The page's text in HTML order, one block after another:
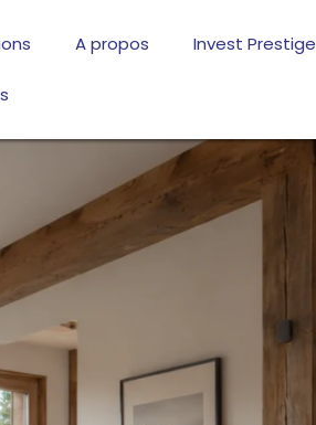
A propos Invest Prestige